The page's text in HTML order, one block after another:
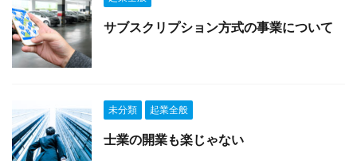
サブスクリプション方式の事業について
未分類 起業全般
士業の開業も楽じゃない